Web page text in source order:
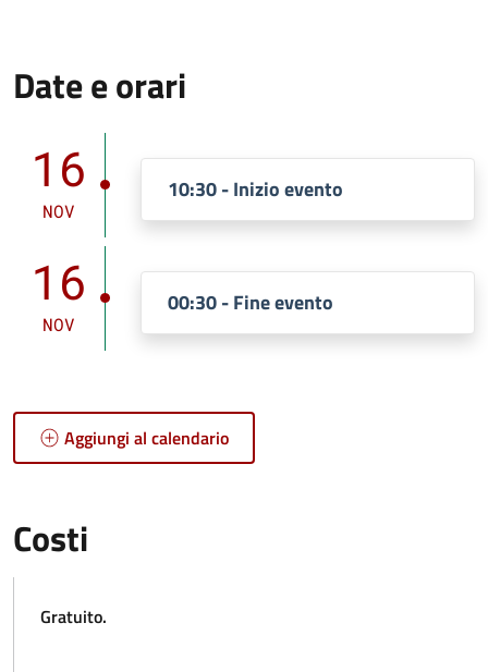
Date e orari
16
NOV
10:30 - Inizio evento
16
NOV
00:30 - Fine evento
Aggiungi al calendario
Costi
Gratuito.